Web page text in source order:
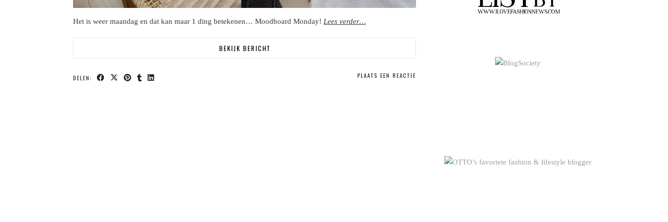
Het is weer maandag en dat kan maar 1 ding betekenen… Moodboard Monday! Lees verder…
BEKIJK BERICHT
DELEN: PLAATS EEN REACTIE